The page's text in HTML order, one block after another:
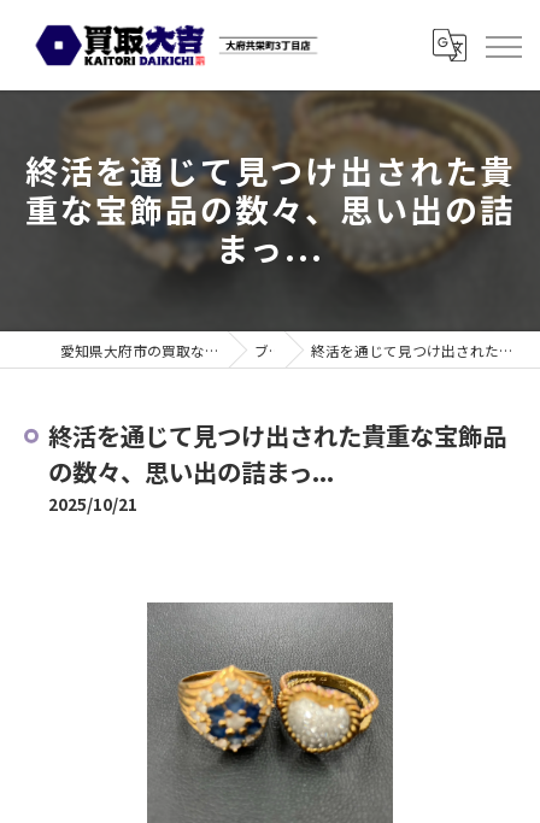
終活を通じて見つけ出された貴
重な宝飾品の数々、思い出の詰
まっ...
愛知県大府市の買取なら買取大吉 大府共栄町3丁目店 ブログ 終活を通じて見つけ出された貴重な宝飾品の数々、思い出の詰まっ...
終活を通じて見つけ出された貴重な宝飾品
の数々、思い出の詰まっ...
2025/10/21